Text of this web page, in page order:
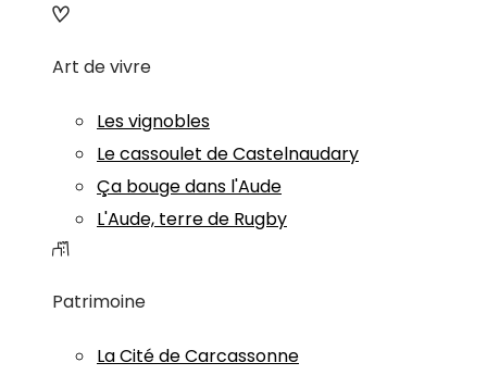
Art de vivre
Les vignobles
Le cassoulet de Castelnaudary
Ça bouge dans l'Aude
L'Aude, terre de Rugby
Patrimoine
La Cité de Carcassonne